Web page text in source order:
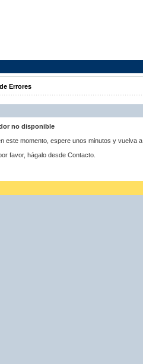
Errores
no disponible
este momento, espere unos minutos y vuelva a
favor, hágalo desde Contacto.